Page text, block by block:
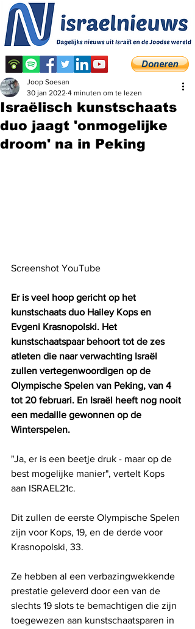
Israëlisch kunstschaats
duo jaagt 'onmogelijke
droom' na in Peking
Joop Soesan
30 jan 2022 4 minuten om te lezen
Screenshot YouTube
Er is veel hoop gericht op het
kunstschaats duo Hailey Kops en
Evgeni Krasnopolski. Het
kunstschaatspaar behoort tot de zes
atleten die naar verwachting Israël
zullen vertegenwoordigen op de
Olympische Spelen van Peking, van 4
tot 20 februari. En Israël heeft nog nooit
een medaille gewonnen op de
Winterspelen.
"Ja, er is een beetje druk - maar op de
best mogelijke manier", vertelt Kops
aan ISRAEL21c.
Dit zullen de eerste Olympische Spelen
zijn voor Kops, 19, en de derde voor
Krasnopolski, 33.
Ze hebben al een verbazingwekkende
prestatie geleverd door een van de
slechts 19 slots te bemachtigen die zijn
toegewezen aan kunstschaatsparen in